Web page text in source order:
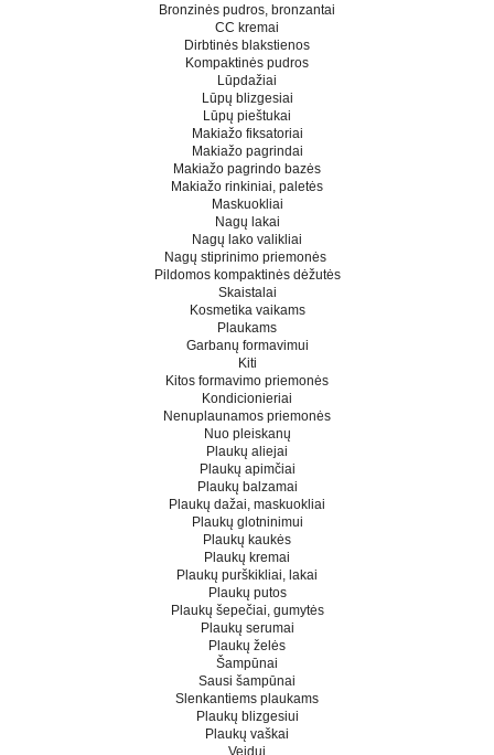
Bronzinės pudros, bronzantai
CC kremai
Dirbtinės blakstienos
Kompaktinės pudros
Lūpdažiai
Lūpų blizgesiai
Lūpų pieštukai
Makiažo fiksatoriai
Makiažo pagrindai
Makiažo pagrindo bazės
Makiažo rinkiniai, paletės
Maskuokliai
Nagų lakai
Nagų lako valikliai
Nagų stiprinimo priemonės
Pildomos kompaktinės dėžutės
Skaistalai
Kosmetika vaikams
Plaukams
Garbanų formavimui
Kiti
Kitos formavimo priemonės
Kondicionieriai
Nenuplaunamos priemonės
Nuo pleiskanų
Plaukų aliejai
Plaukų apimčiai
Plaukų balzamai
Plaukų dažai, maskuokliai
Plaukų glotninimui
Plaukų kaukės
Plaukų kremai
Plaukų purškikliai, lakai
Plaukų putos
Plaukų šepečiai, gumytės
Plaukų serumai
Plaukų želės
Šampūnai
Sausi šampūnai
Slenkantiems plaukams
Plaukų blizgesiui
Plaukų vaškai
Veidui